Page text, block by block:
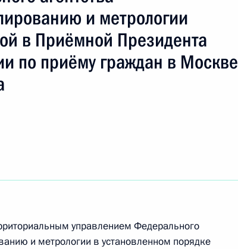
следующие материалы
управления Федерального
и метрологии
в Приёмной Президента
по приёму граждан в Москве
управлением Федерального
и метрологии в установленном порядке